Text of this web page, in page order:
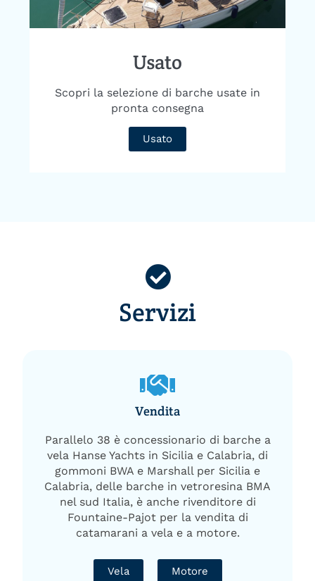
Usato
Scopri la selezione di barche usate in
pronta consegna
Usato
Servizi
Vendita
Parallelo 38 è concessionario di barche a
vela Hanse Yachts in Sicilia e Calabria, di
gommoni BWA e Marshall per Sicilia e
Calabria, delle barche in vetroresina BMA
nel sud Italia, è anche rivenditore di
Fountaine-Pajot per la vendita di
catamarani a vela e a motore.
Vela Motore